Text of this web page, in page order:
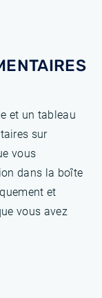
et un tableau
sur
vous
dans la boîte
et
vous avez